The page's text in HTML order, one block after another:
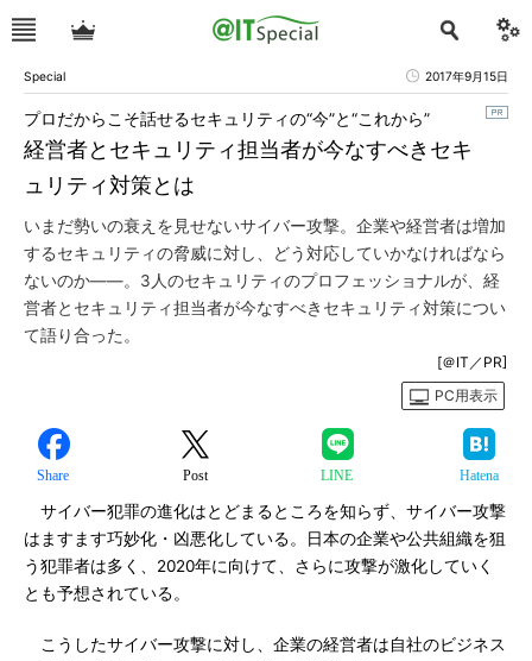
Special 2017年9月15日
経営者とセキュリティ担当者が今なすべきセキ
ュリティ対策とは
プロだからこそ話せるセキュリティの“今”と“これから”
いまだ勢いの衰えを見せないサイバー攻撃。企業や経営者は増加
するセキュリティの脅威に対し、どう対応していかなければなら
ないのか――。3人のセキュリティのプロフェッショナルが、経
営者とセキュリティ担当者が今なすべきセキュリティ対策につい
て語り合った。
[＠IT／PR]
PC用表示
Share Post LINE Hatena
サイバー犯罪の進化はとどまるところを知らず、サイバー攻撃
はますます巧妙化・凶悪化している。日本の企業や公共組織を狙
う犯罪者は多く、2020年に向けて、さらに攻撃が激化していく
とも予想されている。
こうしたサイバー攻撃に対し、企業の経営者は自社のビジネス